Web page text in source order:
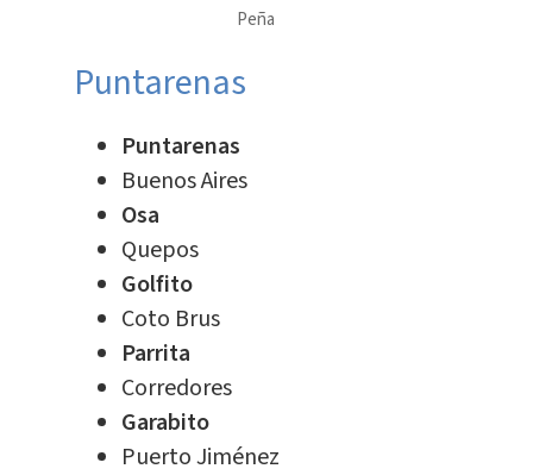
Peña
Puntarenas
Puntarenas
Buenos Aires
Osa
Quepos
Golfito
Coto Brus
Parrita
Corredores
Garabito
Puerto Jiménez